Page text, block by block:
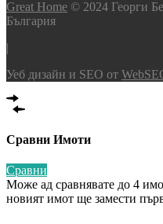
Great Home © 2024 Георги
България
|
Уеб дизайн и SEO от
Сравни Имоти
Сравни
Може ад сравнявате до 4
новият имот ще замести